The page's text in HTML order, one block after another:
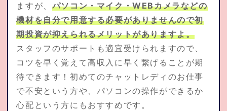
ますが、 パソコン・マイク・WEBカメラなどの
機材を自分で用意する必要がありませんので初
期投資が抑えられるメリットがありますよ。
スタッフのサポートも適宜受けられますので、
コツを早く覚えて高収入に早く繋げることが期
待できます！初めてのチャットレディのお仕事
で不安という方や、パソコンの操作ができるか
心配という方にもおすすめです。